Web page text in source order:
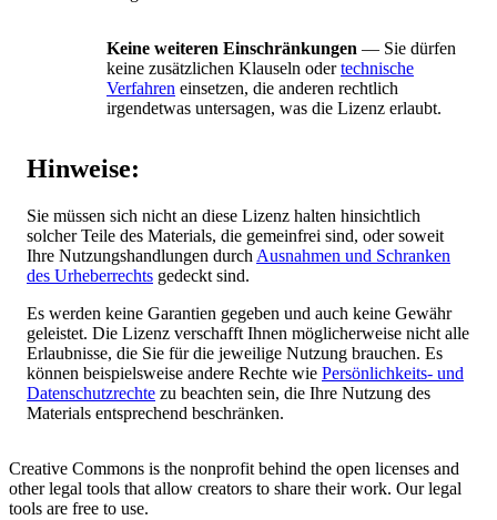
Keine weiteren Einschränkungen — Sie dürfen
keine zusätzlichen Klauseln odertechnische
Verfahren einsetzen, die anderen rechtlich
irgendetwas untersagen, was die Lizenz erlaubt.
Hinweise:
Sie müssen sich nicht an diese Lizenz halten hinsichtlich
solcher Teile des Materials, die gemeinfrei sind, oder soweit
Ihre Nutzungshandlungen durch Ausnahmen und Schranken
des Urheberrechts gedeckt sind.
Es werden keine Garantien gegeben und auch keine Gewähr
geleistet. Die Lizenz verschafft Ihnen möglicherweise nicht alle
Erlaubnisse, die Sie für die jeweilige Nutzung brauchen. Es
können beispielsweise andere Rechte wie Persönlichkeits- und
Datenschutzrechte zu beachten sein, die Ihre Nutzung des
Materials entsprechend beschränken.
Creative Commons is the nonprofit behind the open licenses and
other legal tools that allow creators to share their work. Our legal
tools are free to use.